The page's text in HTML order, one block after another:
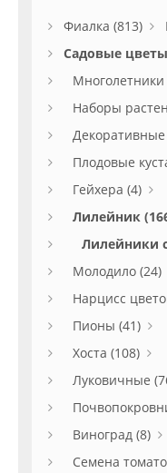
Фиалка (813)
Садовые
Многолетники
Наборы
Декоративные
Плодовые
Гейхера (4)
Лилейник
Лилейники
Молодило (24)
Нарцисс
Пионы (41)
Хоста (108)
Луковичные
Виноград (8)
Семена